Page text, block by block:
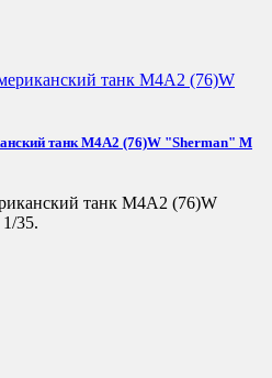
танк M4A2 (76)W "Sherman" М
танк M4A2 (76)W
35.